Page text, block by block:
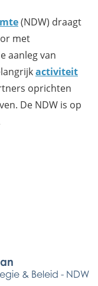
(NDW) draagt
met
aanleg van
activiteit
oprichten
De NDW is op
& Beleid - NDW